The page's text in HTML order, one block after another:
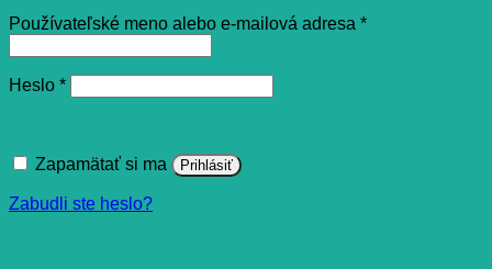
Používateľské meno alebo e-mailová adresa *Povinné
Heslo *Povinné
Zapamätať si ma Prihlásiť
Zabudli ste heslo?